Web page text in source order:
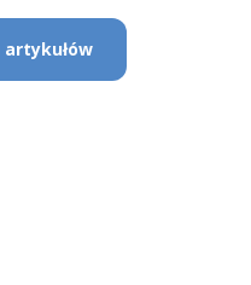
artykułów